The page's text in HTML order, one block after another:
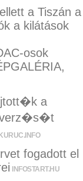
a Tiszán a
a kilátások
osok
a
KURUC.INFO
fogadott el
INFOSTART.HU